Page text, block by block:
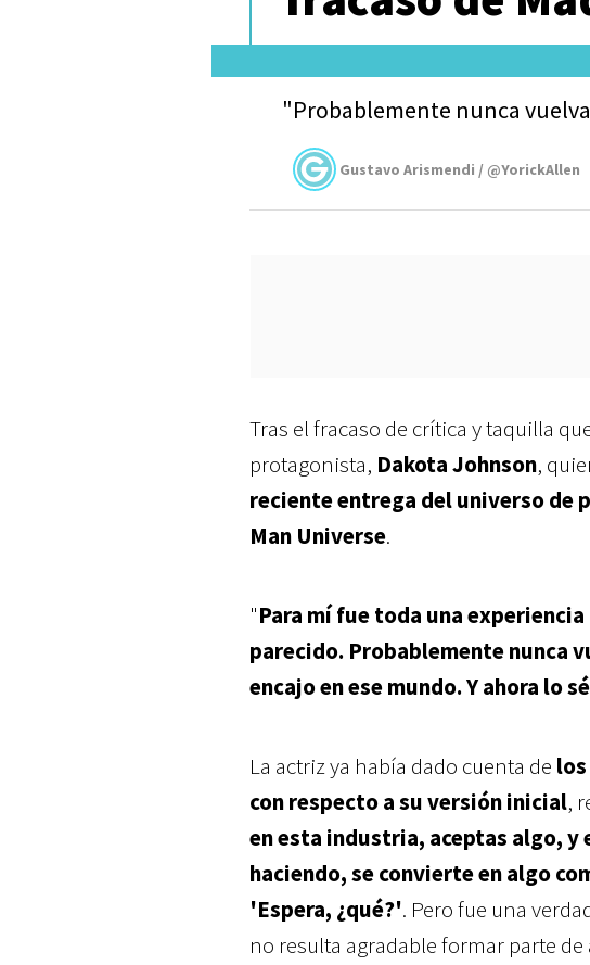
"Probablemente nunca
Gustavo Arismendi / @YorickAllen
Tras el fracaso de crítica y taquilla
protagonista, Dakota Johnson,
reciente entrega del universo de
Man Universe.
"Para mí fue toda una
parecido. Probablemente nunca
encajo en ese mundo. Y ahora lo sé
La actriz ya había dado cuenta de
con respecto a su versión inicial,
en esta industria, aceptas algo, y
haciendo, se convierte en algo
'Espera, ¿qué?'. Pero fue una
no resulta agradable formar parte